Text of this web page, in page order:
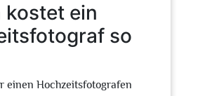
kostet ein
so
einen Hochzeitsfotografen